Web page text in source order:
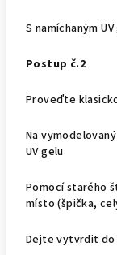
S namíchaným
Postup č.2
Proveďte
Na
UV gelu
Pomocí starého
místo (špička,
Dejte vytvrdit do